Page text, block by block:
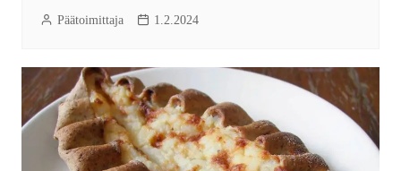
Päätoimittaja 1.2.2024